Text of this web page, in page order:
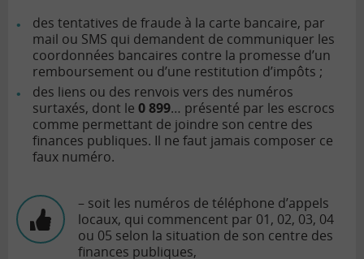
des tentatives de fraude à la carte bancaire, par
mail ou SMS qui demandent de communiquer les
coordonnées bancaires contre la promesse d’un
remboursement ou d’une restitution d’impôts ;
des liens ou des renvois vers des numéros
surtaxés, dont le 0 899… présenté par les escrocs
comme permettant de joindre son centre des
finances publiques. Il ne faut jamais composer ce
faux numéro.
– soit les numéros de téléphone d’appels
locaux, qui commencent par 01, 02, 03, 04
ou 05 selon la situation de son centre des
finances publiques,